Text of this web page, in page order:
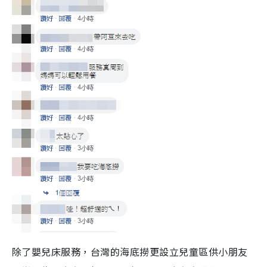
除了嬰兒床服務，台灣的海底撈更設立兒童區供小朋友